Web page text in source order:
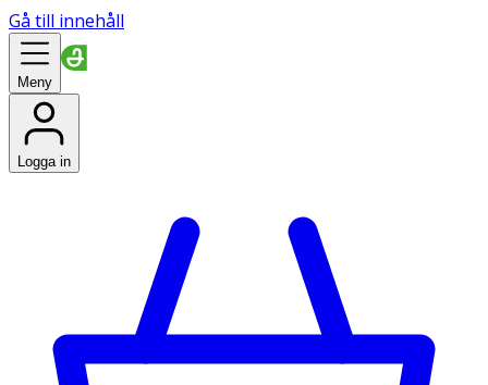
Gå till innehåll
Meny
Logga in